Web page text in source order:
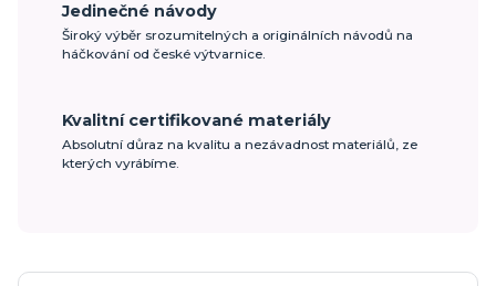
Jedinečné návody
Široký výběr srozumitelných a originálních návodů na
háčkování od české výtvarnice.
Kvalitní certifikované materiály
Absolutní důraz na kvalitu a nezávadnost materiálů, ze
kterých vyrábíme.